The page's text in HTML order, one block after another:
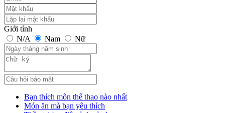
Giới tính
N/A
Nam Nữ
Bạn thích môn thể thao nào nhất
Món ăn mà bạn yêu thích